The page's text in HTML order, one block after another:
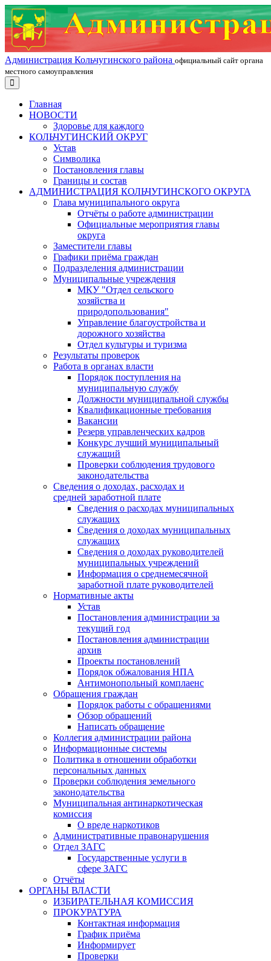
Администрация Кольчугинского района официальный сайт органа
местного самоуправления
Главная
НОВОСТИ
Здоровье для каждого
КОЛЬЧУГИНСКИЙ ОКРУГ
Устав
Символика
Постановления главы
Границы и состав
АДМИНИСТРАЦИЯ КОЛЬЧУГИНСКОГО ОКРУГА
Глава муниципального округа
Отчёты о работе администрации
Официальные мероприятия главы
округа
Заместители главы
Графики приёма граждан
Подразделения администрации
Муниципальные учреждения
МКУ "Отдел сельского
хозяйства и
природопользования"
Управление благоустройства и
дорожного хозяйства
Отдел культуры и туризма
Результаты проверок
Работа в органах власти
Порядок поступления на
муниципальную службу
Должности муниципальной службы
Квалификационные требования
Вакансии
Резерв управленческих кадров
Конкурс лучший муниципальный
служащий
Проверки соблюдения трудового
законодательства
Сведения о доходах, расходах и
средней заработной плате
Сведения о расходах муниципальных
служащих
Сведения о доходах муниципальных
служащих
Сведения о доходах руководителей
муниципальных учреждений
Информация о среднемесячной
заработной плате руководителей
Нормативные акты
Устав
Постановления администрации за
текущий год
Постановления администрации
архив
Проекты постановлений
Порядок обжалования НПА
Антимонопольный комплаенс
Обращения граждан
Порядок работы с обращениями
Обзор обращений
Написать обращение
Коллегия администрации района
Информационные системы
Политика в отношении обработки
персональных данных
Проверки соблюдения земельного
законодательства
Муниципальная антинаркотическая
комиссия
О вреде наркотиков
Административные правонарушения
Отдел ЗАГС
Государственные услуги в
сфере ЗАГС
Отчёты
ОРГАНЫ ВЛАСТИ
ИЗБИРАТЕЛЬНАЯ КОМИССИЯ
ПРОКУРАТУРА
Контактная информация
График приёма
Информирует
Проверки